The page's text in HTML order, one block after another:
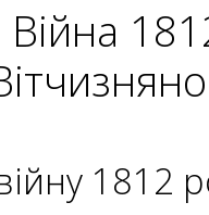
Війна
1812